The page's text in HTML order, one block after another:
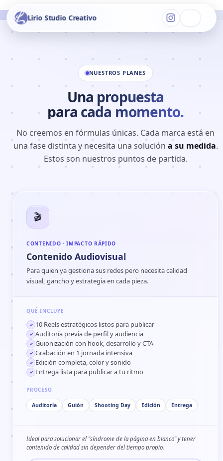
al
contenido
Lirio Studio Creativo
Lirio Studio Creativo
Servicios
Portfolio
Blog
NUESTROS PLANES
Una propuesta
para cada momento.
No creemos en fórmulas únicas. Cada marca está en
una fase distinta y necesita una solución a su medida.
Estos son nuestros puntos de partida.
🎬
CONTENIDO · IMPACTO RÁPIDO
Contenido Audiovisual
Para quien ya gestiona sus redes pero necesita calidad
visual, gancho y estrategia en cada pieza.
QUÉ INCLUYE
✓ 10 Reels estratégicos listos para publicar
✓ Auditoría previa de perfil y audiencia
✓ Guionización con hook, desarrollo y CTA
✓ Grabación en 1 jornada intensiva
✓ Edición completa, color y sonido
✓ Entrega lista para publicar a tu ritmo
PROCESO
Auditoría Guión Shooting Day Edición Entrega
Ideal para solucionar el "síndrome de la página en blanco" y tener
contenido de calidad sin depender del tiempo propio.